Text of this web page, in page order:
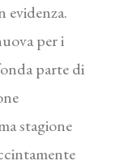
evidenza.
per i
parte di
stagione